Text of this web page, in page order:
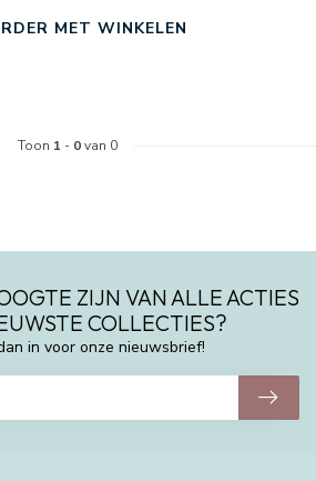
MET WINKELEN
Toon 1 - 0van 0
ZIJN VAN ALLE ACTIES
COLLECTIES?
in voor onze nieuwsbrief!